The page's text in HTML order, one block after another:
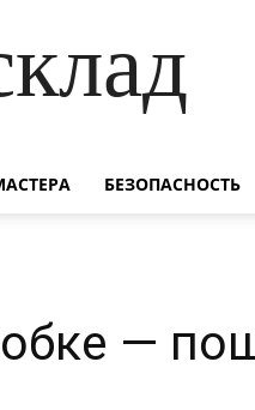
БЕЗОПАСНОСТЬ
—